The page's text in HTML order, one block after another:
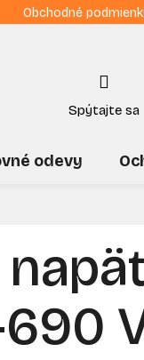
Obchodné
odevy
690